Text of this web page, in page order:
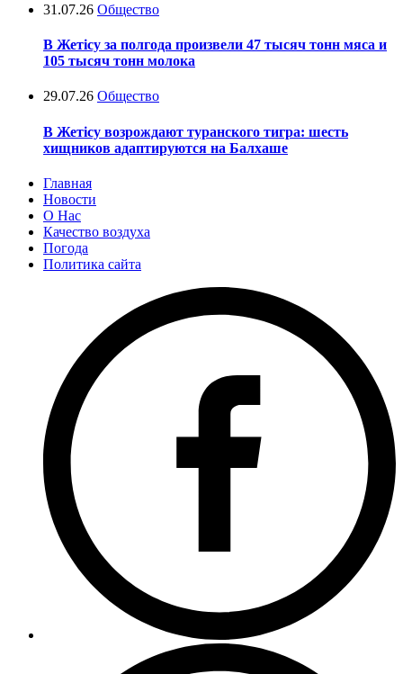
31.07.26 Общество
В Жетісу за полгода произвели 47 тысяч тонн мяса и
105 тысяч тонн молока
29.07.26 Общество
В Жетісу возрождают туранского тигра: шесть
хищников адаптируются на Балхаше
Главная
Новости
О Нас
Качество воздуха
Погода
Политика сайта